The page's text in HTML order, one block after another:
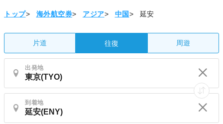
トップ> 海外航空券> アジア> 中国> 延安
片道 往復 周遊
出発地
到着地